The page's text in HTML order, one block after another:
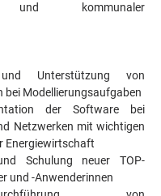
und kommunaler
Unterstützung von
bei Modellierungsaufgaben
der Software bei
Netzwerken mit wichtigen
Energiewirtschaft
Schulung neuer TOP-
und -Anwenderinnen